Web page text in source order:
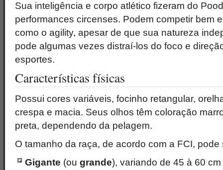
Sua inteligência e corpo atlético fizeram do
performances circenses. Podem competir bem
como o agility, apesar de que sua natureza
pode algumas vezes distraí-los do foco e
esportes.
Características físicas
Possui cores variáveis, focinho retangular,
crespa e macia. Seus olhos têm coloração
preta, dependendo da pelagem.
O tamanho da raça, de acordo com a FCI, pode
Gigante (ou grande), variando de 45 à 60